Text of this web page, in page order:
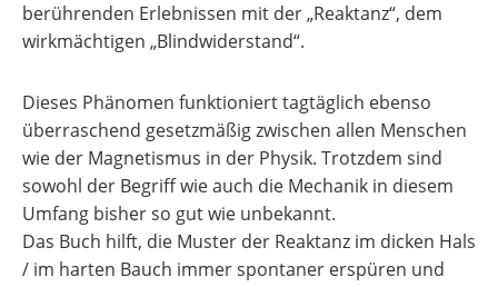
berührenden Erlebnissen mit der „Reaktanz“, dem
wirkmächtigen „Blindwiderstand“.
Dieses Phänomen funktioniert tagtäglich ebenso
überraschend gesetzmäßig zwischen allen Menschen
wie der Magnetismus in der Physik. Trotzdem sind
sowohl der Begriff wie auch die Mechanik in diesem
Umfang bisher so gut wie unbekannt.
Das Buch hilft, die Muster der Reaktanz im dicken Hals
/ im harten Bauch immer spontaner erspüren und